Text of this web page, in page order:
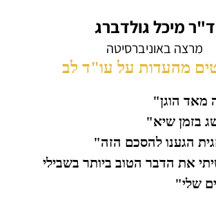
ד"ר מיכל גולדברג
מרצה באוניברסיטה
מהעדות על עו"ד לב
מאד הוגן"
בזמן שיא"
הגענו להסכם הזה"
את הדבר הטוב ביותר בשבילי
שלי"